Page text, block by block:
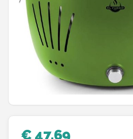
Shop
POPULAIRE MERKEN
Weber
Barbecook
The Bastard
€ 47,69